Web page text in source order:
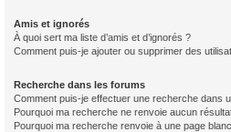
Amis et ignorés
À quoi sert ma liste d’amis et d’ignorés ?
Comment puis-je ajouter ou supprimer des
Recherche dans les forums
Comment puis-je effectuer une recherche dans
Pourquoi ma recherche ne renvoie aucun
Pourquoi ma recherche renvoie à une page